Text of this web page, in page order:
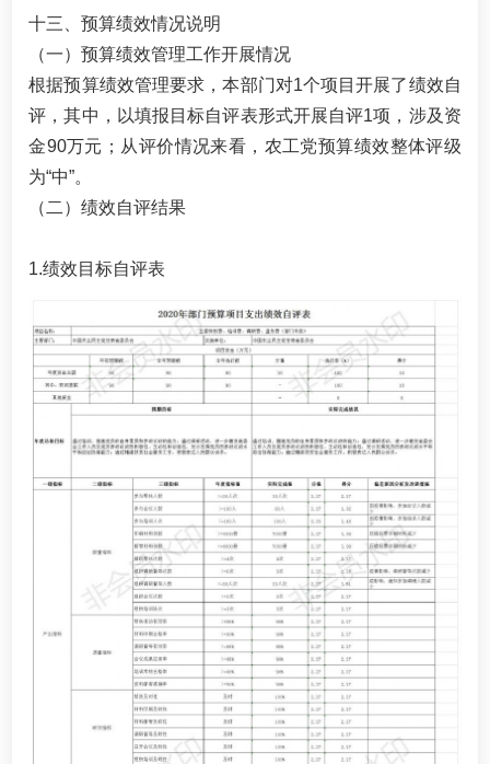
十三、预算绩效情况说明
（一）预算绩效管理工作开展情况
根据预算绩效管理要求，本部门对1个项目开展了绩效自
评，其中，以填报目标自评表形式开展自评1项，涉及资
金90万元；从评价情况来看，农工党预算绩效整体评级
为“中”。
（二）绩效自评结果
1.绩效目标自评表